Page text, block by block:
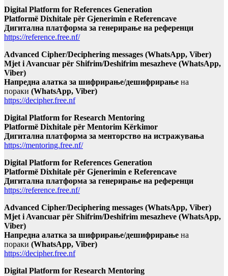
Digital Platform for References Generation
Platformë Dixhitale për Gjenerimin e Referencave
Дигитална платформа за генерирање на референци
https://reference.free.nf/
Advanced Cipher/Deciphering messages (WhatsApp, Viber)
Mjet i Avancuar për Shifrim/Deshifrim mesazheve (WhatsApp,
Viber)
Напредна алатка за шифрирање/дешифрирање на
пораки (WhatsApp, Viber)
https://decipher.free.nf
Digital Platform for Research Mentoring
Platformë Dixhitale për Mentorim Kërkimor
Дигитална платформа за менторство на истражувања
https://mentoring.free.nf/
Digital Platform for References Generation
Platformë Dixhitale për Gjenerimin e Referencave
Дигитална платформа за генерирање на референци
https://reference.free.nf/
Advanced Cipher/Deciphering messages (WhatsApp, Viber)
Mjet i Avancuar për Shifrim/Deshifrim mesazheve (WhatsApp,
Viber)
Напредна алатка за шифрирање/дешифрирање на
пораки (WhatsApp, Viber)
https://decipher.free.nf
Digital Platform for Research Mentoring